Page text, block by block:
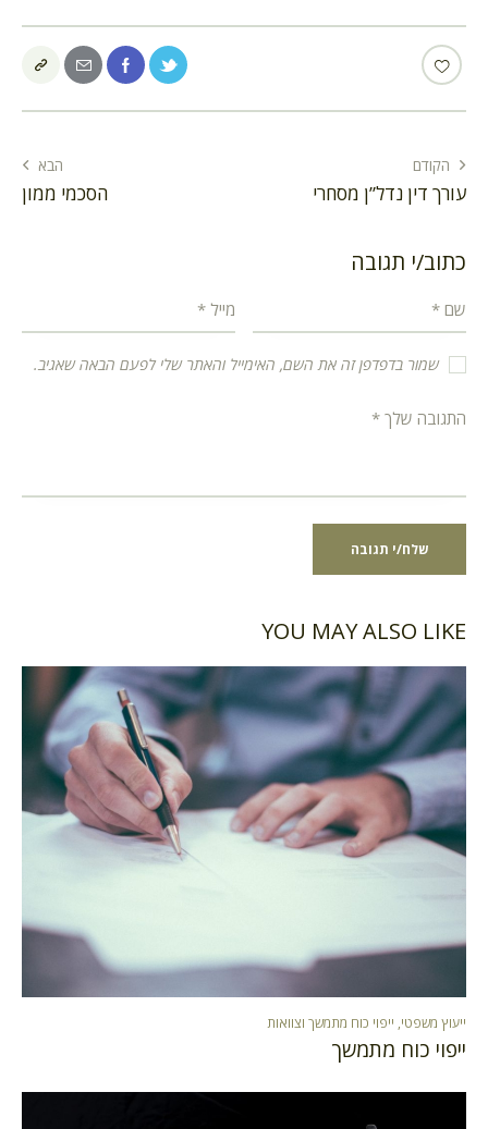
הקודם
עורך דין נדל”ן מסחרי
הבא
הסכמי ממון
כתוב/י תגובה
שמור בדפדפן זה את השם, האימייל והאתר שלי לפעם הבאה שאגיב.
YOU MAY ALSO LIKE
ייעוץ משפטי, ייפוי כוח מתמשך וצוואות
ייפוי כוח מתמשך